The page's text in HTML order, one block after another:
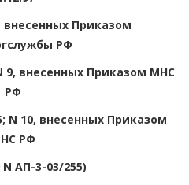
внесенных Приказом
РФ
9, внесенных Приказом МНС
РФ
N 10, внесенных Приказом
РФ
N АП-3-03/255)